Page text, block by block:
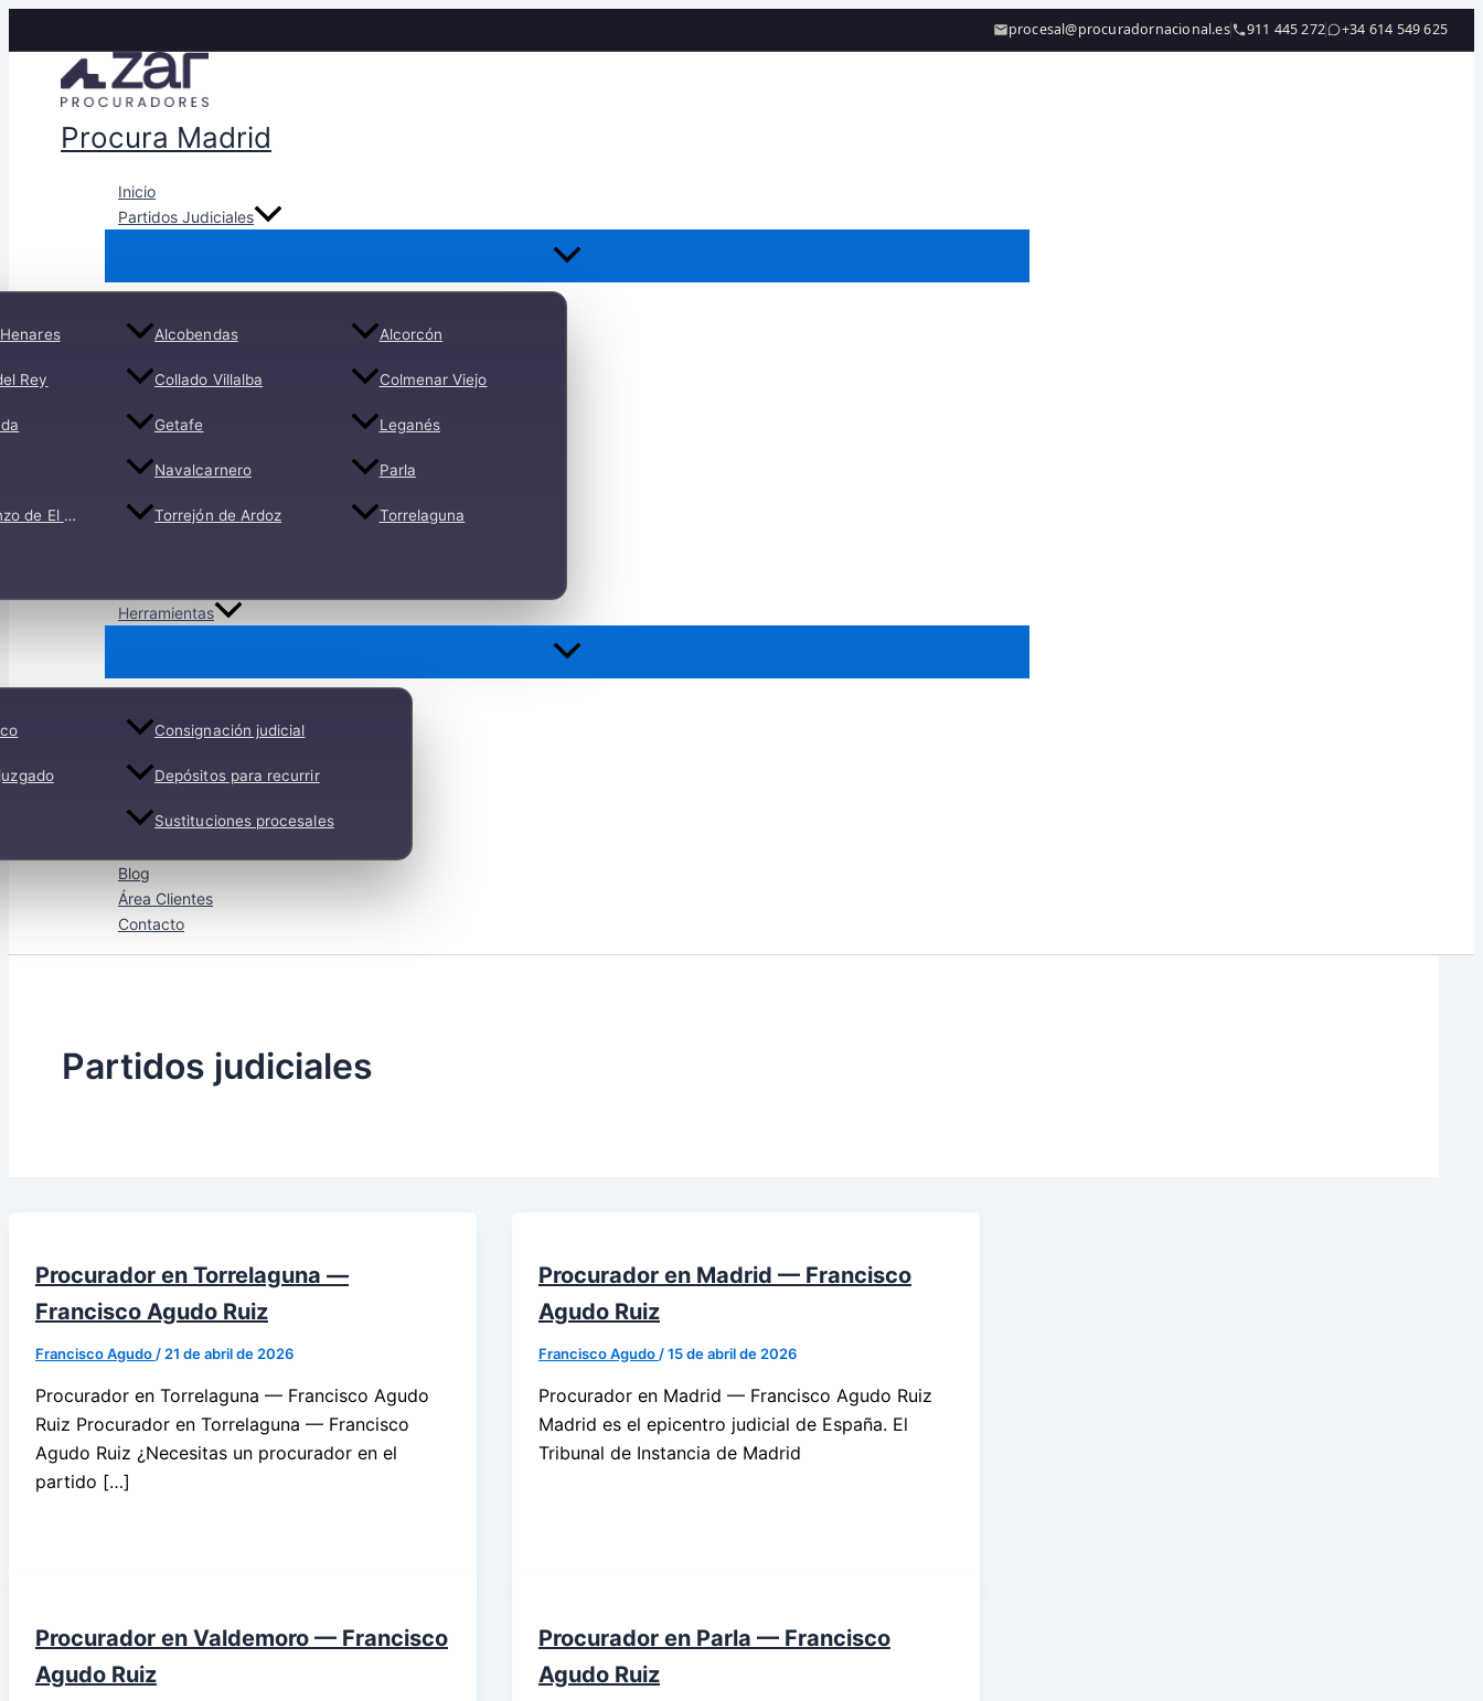
procesal@procuradornacional.es 911 445 272 +34 614 549 625
contenidoProcura Madrid
Inicio
Partidos Judiciales
Alcobendas Alcorcón
Rey Collado Villalba Colmenar Viejo
Getafe Leganés
Navalcarnero Parla
El Escorial Torrejón de Ardoz Torrelaguna
Herramientas
Consignación judicial
Depósitos para recurrir
Sustituciones procesales
Blog
Área Clientes
Contacto
Partidos judiciales
Procurador en Torrelaguna —
Francisco Agudo Ruiz
Francisco Agudo / 21 de abril de 2026
Procurador en Torrelaguna — Francisco Agudo
Ruiz Procurador en Torrelaguna — Francisco
Agudo Ruiz ¿Necesitas un procurador en el
partido […]
Procurador en Madrid — Francisco
Agudo Ruiz
Francisco Agudo /15 de abril de 2026
Procurador en Madrid — Francisco Agudo Ruiz
Madrid es el epicentro judicial de España. El
Tribunal de Instancia de Madrid
Procurador en Valdemoro — Francisco
Agudo Ruiz
Procurador en Parla — Francisco
Agudo Ruiz